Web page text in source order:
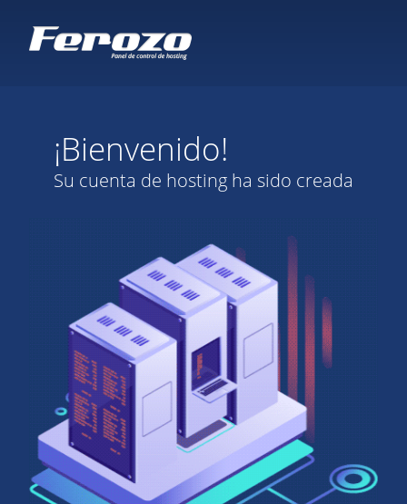
¡Bienvenido!
Su cuenta de hosting ha sido creada